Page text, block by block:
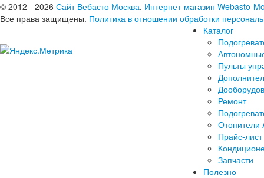
© 2012 - 2026 Сайт Вебасто Москва. Интернет-магазин Webasto-
Все права защищены. Политика в отношении обработки
Каталог
Пульты
Ремонт
Отопители
Прайс-лист
Запчасти
Полезно